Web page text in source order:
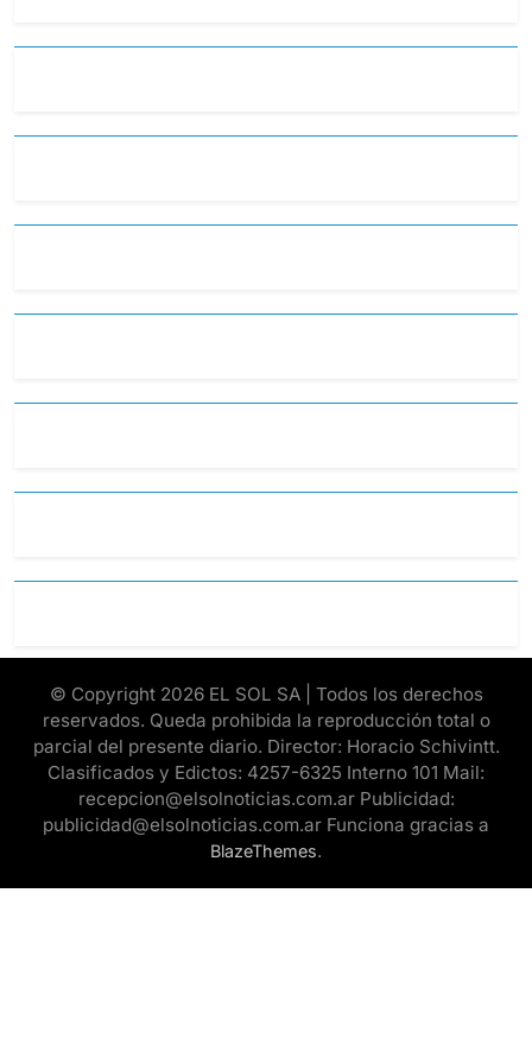
© Copyright 2026 EL SOL SA | Todos los derechos
reservados. Queda prohibida la reproducción total o
parcial del presente diario. Director: Horacio Schivintt.
Clasificados y Edictos: 4257-6325 Interno 101 Mail:
recepcion@elsolnoticias.com.ar Publicidad:
publicidad@elsolnoticias.com.ar Funciona gracias a
BlazeThemes.